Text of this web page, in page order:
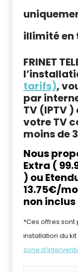
illimité en
FRINET
tarifs),
par
TV (IPTV
votre TV
moins de
Nous
Extra (
) ou
13.75€/
non
*Ces offres
installation du
zone